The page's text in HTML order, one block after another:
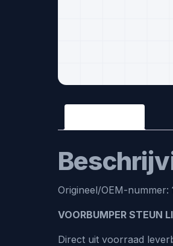
Origineel/OEM-nummer:
VOORBUMPER STEUN
Direct uit voorraad